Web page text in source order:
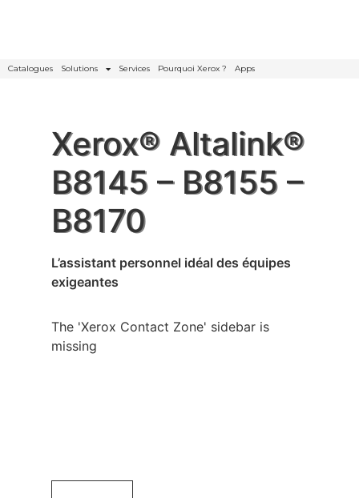
Catalogues Solutions Services Pourquoi Xerox ? Apps
Xerox® Altalink®
B8145 – B8155 –
B8170
L’assistant personnel idéal des équipes
exigeantes
The 'Xerox Contact Zone' sidebar is
missing